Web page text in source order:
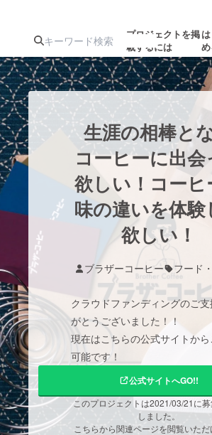
プロジェクトを掲
載するには
人気のプロ
ジェクト
注目のリ
ターン
注目の新着プロ
ジェクト
募集終
ロジェ
アート・写真
テクノロジー・ガジェット
映像・映画
ビジネス・起業
まちづくり・地域活性化
CAMPFIRE for Social Good
CAMPFIREふるさと納税machi-ya
生涯の相棒と
コーヒーに出
欲しい！コーヒ
味の違いを体験
欲しい！
ブラザーコーヒー フード
クラウドファンディングのご支
がとうございました！！
現在はこちらの公式サイトから
可能です！
公式サイトへGO!!
このプロジェクトは2021/03/21に募
しました。
こちらから関連ページを閲覧いただ